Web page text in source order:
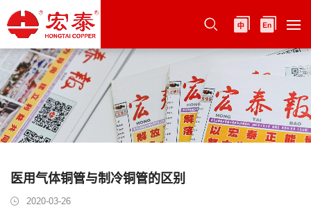
医用气体铜管与制冷铜管的区别
2020-03-26